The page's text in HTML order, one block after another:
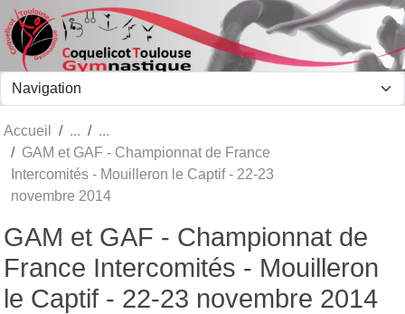
Accueil
GAM et GAF - Championnat de France
Intercomités - Mouilleron le Captif - 22-23
novembre 2014
GAM et GAF - Championnat de
France Intercomités - Mouilleron
le Captif - 22-23 novembre 2014
Panneau de gestion des cookies